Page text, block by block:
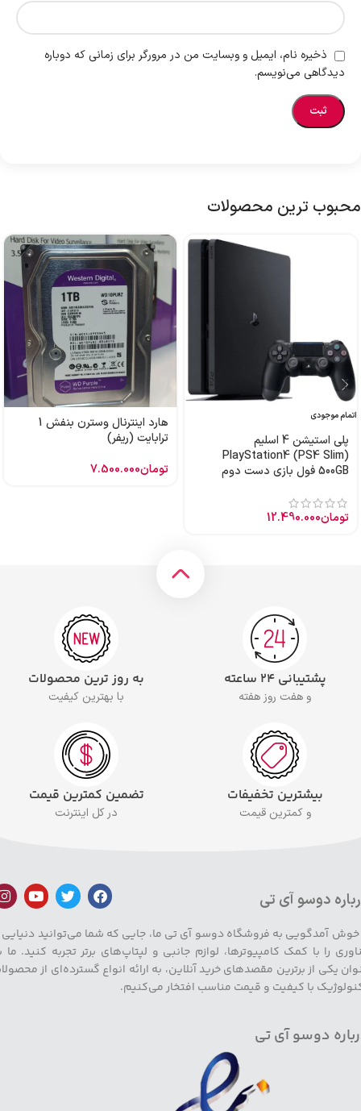
ذخیره نام، ایمیل و وبسایت من در مرورگر برای زمانی که دوباره
دیدگاهی می‌نویسم.
محبوب ترین محصولات
اتمام موجودی
پلی استیشن 4 اسلیم
PlayStation4 (PS4 Slim)
500GB فول بازی دست دوم
تومان12.490.000
هارد اینترنال وسترن بنفش 1
ترابایت (ریفر)
تومان7.500.000
پشتیبانی ۲۴ ساعته
و هفت روز هفته
به روز ترین محصولات
با بهترین کیفیت
بیشترین تخفیفات
و کمترین قیمت
تضمین کمترین قیمت
در کل اینترنت
دوسو آی تی
خوش آمدگویی به فروشگاه دوسو آی تی ما، جایی که شما می‌توانید دنیایی
را با کمک کامپیوترها، لوازم جانبی و لپتاپ‌های برتر تجربه کنید. ما
یکی از برترین مقصدهای خرید آنلاین، به ارائه انواع گسترده‌ای از
با کیفیت و قیمت مناسب افتخار می‌کنیم.
دوسو آی تی